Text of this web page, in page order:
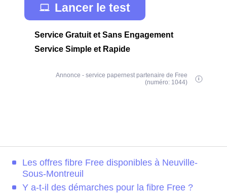
Lancer le test
Service Gratuit et Sans Engagement
Service Simple et Rapide
Annonce - service papernest partenaire de Free
(numéro: 1044)
Les offres fibre Free disponibles à Neuville-
Sous-Montreuil
Y a-t-il des démarches pour la fibre Free ?